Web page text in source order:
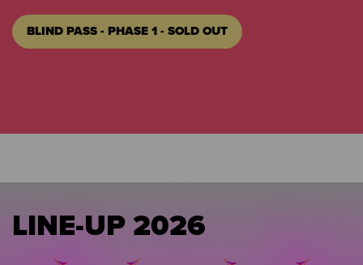
BLIND PASS - PHASE 1 - SOLD OUT
LINE-UP 2026